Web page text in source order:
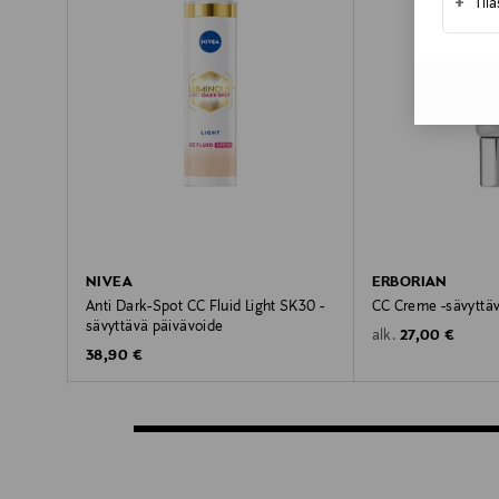
NIVEA
Anti Dark-Spot CC Fluid Light SK30 -
sävyttävä päivävoide
Original Price
38,90 €
ERBORIAN
CC Creme -
alk. Original Price
27,00 €